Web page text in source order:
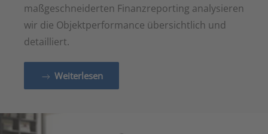
maßgeschneiderten Finanzreporting analysieren
wir die Objektperformance übersichtlich und
detailliert.
Weiterlesen